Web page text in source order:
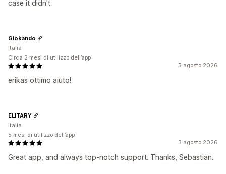
case it didn't.
5 agosto 2026
erikas ottimo aiuto!
Giokando
Italia
Circa 2 mesi di utilizzo dell’app
3 agosto 2026
Great app, and always top-notch support. Thanks, Sebastian.
ELITARY
Italia
5 mesi di utilizzo dell’app